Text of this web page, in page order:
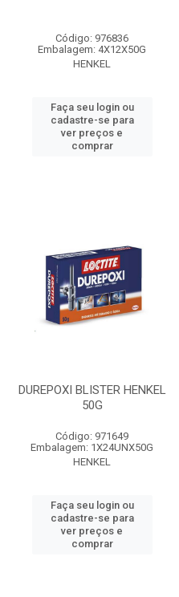
Código: 976836
Embalagem: 4X12X50G
HENKEL
Faça seu login ou
cadastre-se para
ver preços e
comprar
DUREPOXI BLISTER HENKEL
50G
Código: 971649
Embalagem: 1X24UNX50G
HENKEL
Faça seu login ou
cadastre-se para
ver preços e
comprar